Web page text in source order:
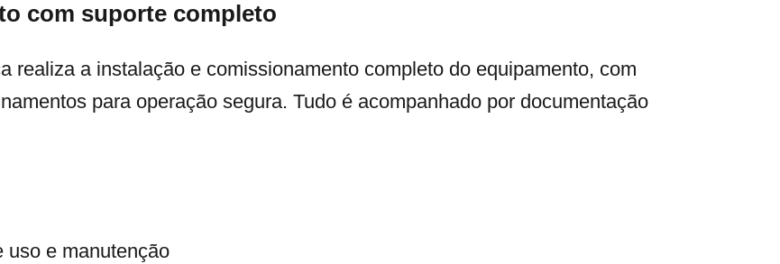
com suporte completo
realiza a instalação e comissionamento completo do equipamento, com
para operação segura. Tudo é acompanhado por documentação
uso e manutenção